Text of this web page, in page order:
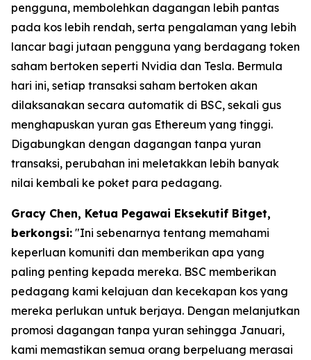
pengguna, membolehkan dagangan lebih pantas
pada kos lebih rendah, serta pengalaman yang lebih
lancar bagi jutaan pengguna yang berdagang token
saham bertoken seperti Nvidia dan Tesla. Bermula
hari ini, setiap transaksi saham bertoken akan
dilaksanakan secara automatik di BSC, sekali gus
menghapuskan yuran gas Ethereum yang tinggi.
Digabungkan dengan dagangan tanpa yuran
transaksi, perubahan ini meletakkan lebih banyak
nilai kembali ke poket para pedagang.
Gracy Chen, Ketua Pegawai Eksekutif Bitget,
berkongsi: "Ini sebenarnya tentang memahami
keperluan komuniti dan memberikan apa yang
paling penting kepada mereka. BSC memberikan
pedagang kami kelajuan dan kecekapan kos yang
mereka perlukan untuk berjaya. Dengan melanjutkan
promosi dagangan tanpa yuran sehingga Januari,
kami memastikan semua orang berpeluang merasai